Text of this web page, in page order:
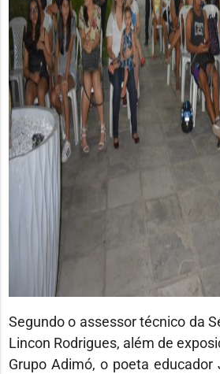
Segundo o assessor técnico da
Lincon Rodrigues, além de
Grupo Adimó, o poeta